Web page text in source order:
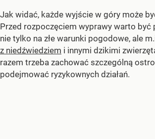
Jak widać, każde wyjście w góry może
Przed rozpoczęciem wyprawy warto być
nie tylko na złe warunki pogodowe, ale
z niedźwiedziem i innymi dzikimi
razem trzeba zachować szczególną
podejmować ryzykownych działań.